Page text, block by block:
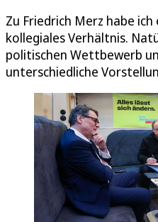
Zu Friedrich Merz habe
kollegiales Verhältnis.
politischen Wettbewerb
unterschiedliche